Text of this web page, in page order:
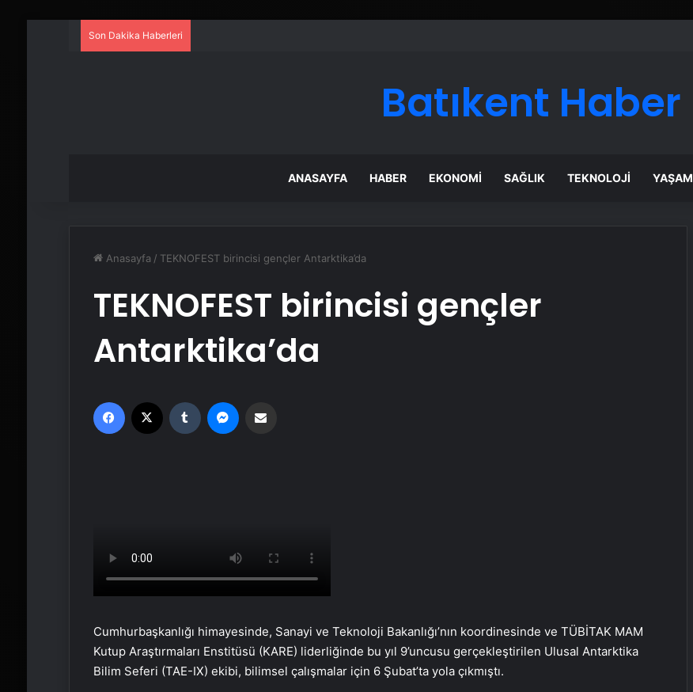
Son Dakika Haberleri
Batıkent Haber
ANASAYFA HABER EKONOMI SAĞLIK TEKNOLOJI YAŞAM
Anasayfa / TEKNOFEST birincisi gençler Antarktika’da
TEKNOFEST birincisi gençler
Antarktika’da
Facebook Tumblr
Cumhurbaşkanlığı himayesinde, Sanayi ve Teknoloji Bakanlığı’nın koordinesinde ve TÜBİTAK MAM
Kutup Araştırmaları Enstitüsü (KARE) liderliğinde bu yıl 9’uncusu gerçekleştirilen Ulusal Antarktika
Bilim Seferi (TAE-IX) ekibi, bilimsel çalışmalar için 6 Şubat’ta yola çıkmıştı.